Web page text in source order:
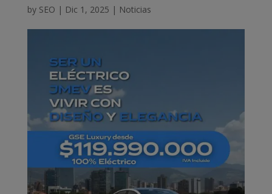
by SEO | Dic 1, 2025 | Noticias